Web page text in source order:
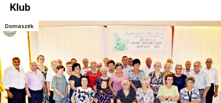
Klub
Domaszék